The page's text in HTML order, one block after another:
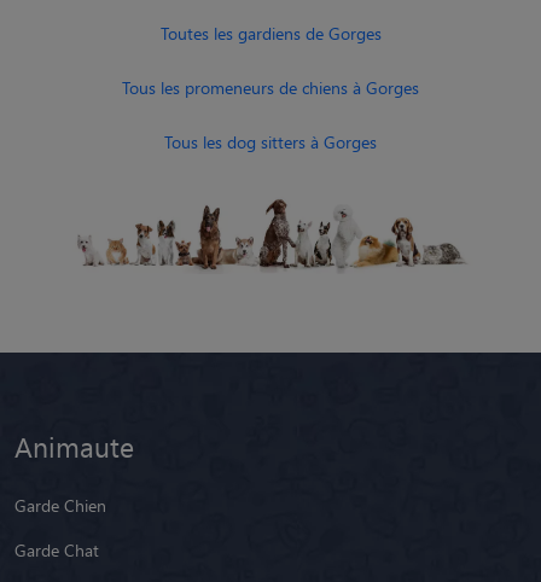
Toutes les gardiens de Gorges
Tous les promeneurs de chiens à Gorges
Tous les dog sitters à Gorges
Animaute
Garde Chien
Garde Chat